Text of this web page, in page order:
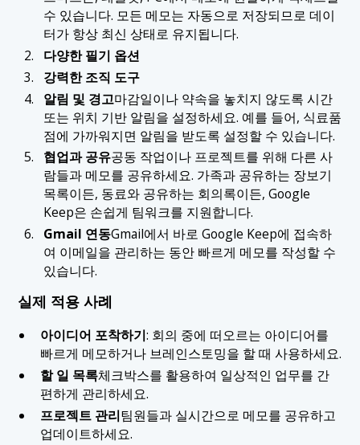
수 있습니다. 모든 메모는 자동으로 저장되므로 데이
터가 항상 최신 상태로 유지됩니다.
다양한 필기 옵션
강력한 조직 도구
알림 및 경고마감일이나 약속을 놓치지 않도록 시간
또는 위치 기반 알림을 설정하세요. 예를 들어, 식료품
점에 가까워지면 알림을 받도록 설정할 수 있습니다.
협업과 공유공동 작업이나 프로젝트를 위해 다른 사
람들과 메모를 공유하세요. 가족과 공유하는 장보기
목록이든, 동료와 공유하는 회의록이든, Google
Keep은 손쉽게 팀워크를 지원합니다.
Gmail 연동Gmail에서 바로 Google Keep에 접속하
여 이메일을 관리하는 동안 빠르게 메모를 작성할 수
있습니다.
실제 적용 사례
아이디어 포착하기: 회의 중에 떠오르는 아이디어를
빠르게 메모하거나 브레인스토밍을 할 때 사용하세요.
할 일 목록체크박스를 활용하여 일상적인 업무를 간
편하게 관리하세요.
프로젝트 관리팀원들과 실시간으로 메모를 공유하고
업데이트하세요.